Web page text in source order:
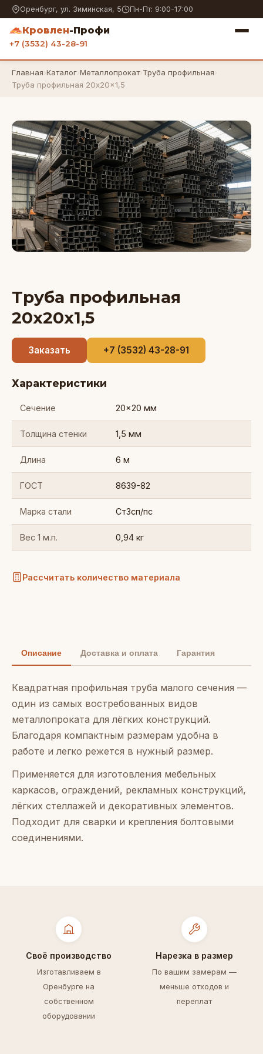
Оренбург, ул. Зиминская, 5 Пн-Пт: 9:00-17:00
Кровлен-Профи
+7 (3532) 43-28-91
Главная›Каталог›Металлопрокат›Труба профильная›
Труба профильная 20x20x1,5
Труба профильная
20x20x1,5
Заказать +7 (3532) 43-28-91
Характеристики
Сечение 20x20 мм
Толщина стенки 1,5 мм
Длина 6 м
ГОСТ 8639-82
Марка стали Ст3сп/пс
Вес 1 м.п. 0,94 кг
Рассчитать количество материала
Описание Доставка и оплата Гарантия
Квадратная профильная труба малого сечения —
один из самых востребованных видов
металлопроката для лёгких конструкций.
Благодаря компактным размерам удобна в
работе и легко режется в нужный размер.
Применяется для изготовления мебельных
каркасов, ограждений, рекламных конструкций,
лёгких стеллажей и декоративных элементов.
Подходит для сварки и крепления болтовыми
соединениями.
Своё производство
Изготавливаем в
Оренбурге на
собственном
оборудовании
Нарезка в размер
По вашим замерам —
меньше отходов и
переплат